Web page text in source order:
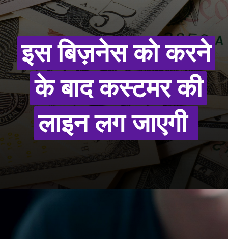
इस बिज़नेस को करने
के बाद कस्टमर की
लाइन लग जाएगी
इस बिज़नेस को करने
के बाद कस्टमर की
लाइन लग जाएगी